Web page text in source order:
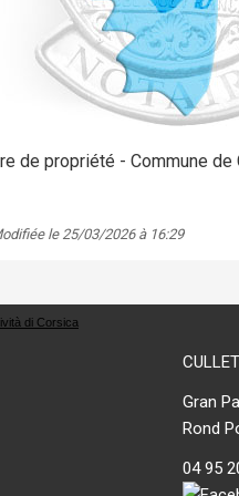
de propriété - Commune
le 25/03/2026 à 16:29
Gran
Rond
04 95